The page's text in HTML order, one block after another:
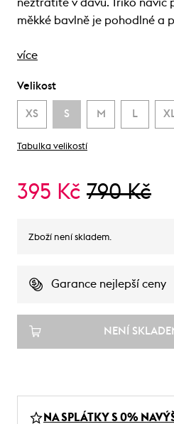
neztratíte v davu. Triko navíc
měkké bavlně je pohodlné a
více
Velikost
XS S M L
Tabulka velikostí
395 Kč 790 Kč
Zboží není skladem.
Garance nejlepší ceny
NENÍ
NA SPLÁTKY S 0%